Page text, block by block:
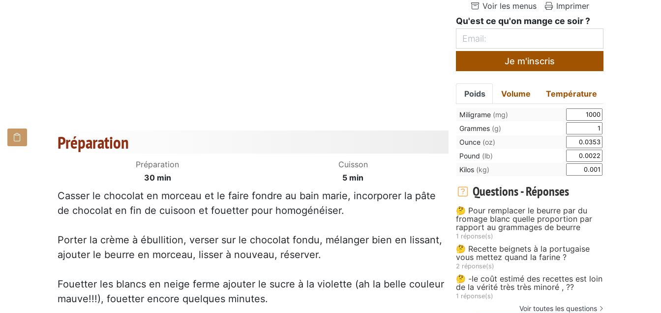
Préparation
Préparation
30 min
Cuisson
5 min
Casser le chocolat en morceau et le faire fondre au bain marie, incorporer la pâte
de chocolat en fin de cuisoon et fouetter pour homogénéiser.
Porter la crème à ébullition, verser sur le chocolat fondu, mélanger bien en lissant,
ajouter le beurre en morceau, lisser à nouveau, réserver.
Fouetter les blancs en neige ferme ajouter le sucre à la violette (ah la belle couleur
mauve!!!), fouetter encore quelques minutes.
Voir les menus
Imprimer
Qu'est ce qu'on mange ce soir ?
Je m'inscris
Poids Volume Température
Miligrame (mg)
Grammes (g)
Ounce (oz)
Pound (lb)
Kilos (kg)
Questions - Réponses
🤔 Pour remplacer le beurre par du
fromage blanc quelle proportion par
rapport au grammages de beurre
1 réponse(s)
🤔 Recette beignets à la portugaise
vous mettez quand la farine ?
2 réponse(s)
🤔 -le coût estimé des recettes est loin
de la vérité très très minoré , ??
1 réponse(s)
Voir toutes les questions